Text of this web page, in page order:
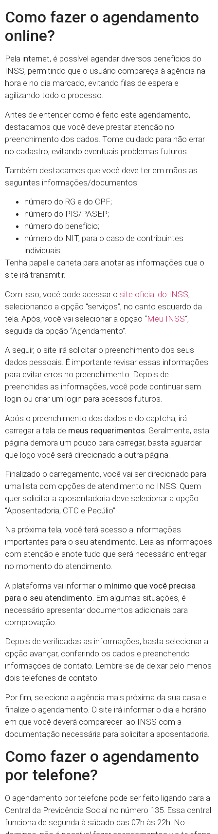
Como fazer o agendamento
online?
Pela internet, é possível agendar diversos benefícios do
INSS, permitindo que o usuário compareça à agência na
hora e no dia marcado, evitando filas de espera e
agilizando todo o processo.
Antes de entender como é feito este agendamento,
destacamos que você deve prestar atenção no
preenchimento dos dados. Tome cuidado para não errar
no cadastro, evitando eventuais problemas futuros.
Também destacamos que você deve ter em mãos as
seguintes informações/documentos:
número do RG e do CPF;
número do PIS/PASEP;
número do benefício;
número do NIT, para o caso de contribuintes
individuais.
Tenha papel e caneta para anotar as informações que o
site irá transmitir.
Com isso, você pode acessar o site oficial do INSS,
selecionando a opção “serviços”, no canto esquerdo da
tela. Após, você vai selecionar a opção “Meu INSS“,
seguida da opção “Agendamento”.
A seguir, o site irá solicitar o preenchimento dos seus
dados pessoais. É importante revisar essas informações
para evitar erros no preenchimento. Depois de
preenchidas as informações, você pode continuar sem
login ou criar um login para acessos futuros.
Após o preenchimento dos dados e do captcha, irá
carregar a tela de meus requerimentos . Geralmente, esta
página demora um pouco para carregar, basta aguardar
que logo você será direcionado a outra página.
Finalizado o carregamento, você vai ser direcionado para
uma lista com opções de atendimento no INSS. Quem
quer solicitar a aposentadoria deve selecionar a opção
“Aposentadoria, CTC e Pecúlio”.
Na próxima tela, você terá acesso a informações
importantes para o seu atendimento. Leia as informações
com atenção e anote tudo que será necessário entregar
no momento do atendimento.
A plataforma vai informar o mínimo que você precisa
para o seu atendimento . Em algumas situações, é
necessário apresentar documentos adicionais para
comprovação.
Depois de verificadas as informações, basta selecionar a
opção avançar, conferindo os dados e preenchendo
informações de contato. Lembre-se de deixar pelo menos
dois telefones de contato.
Por fim, selecione a agência mais próxima da sua casa e
finalize o agendamento. O site irá informar o dia e horário
em que você deverá comparecer ao INSS com a
documentação necessária para solicitar a aposentadoria.
Como fazer o agendamento
por telefone?
O agendamento por telefone pode ser feito ligando para a
Central da Previdência Social no número 135. Essa central
funciona de segunda à sábado das 07h às 22h. No